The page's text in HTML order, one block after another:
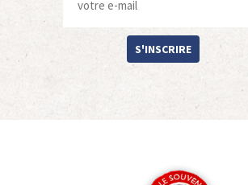
S'INSCRIRE